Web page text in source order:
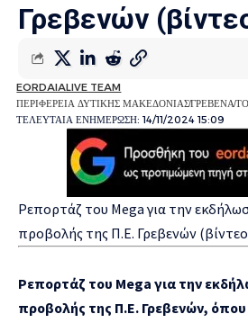
Γρεβενών
ΤΕΛΕΥΤΑΙΑ ΕΝΗΜΕΡΩΣΗ: 14/11/2024 15:09
EORDAIALIVE TEAM
ΠΕΡΙΦΕΡΕΙΑ ΔΥΤΙΚΗΣ ΜΑΚΕΔΟΝΙΑΣΓΡΕΒΕΝΑ
Ρεπορτάζ του Mega για την
προβολής της Π.Ε. Γρεβενών
Ρεπορτάζ του Mega για την
προβολής της Π.Ε. Γρεβενών, όπου